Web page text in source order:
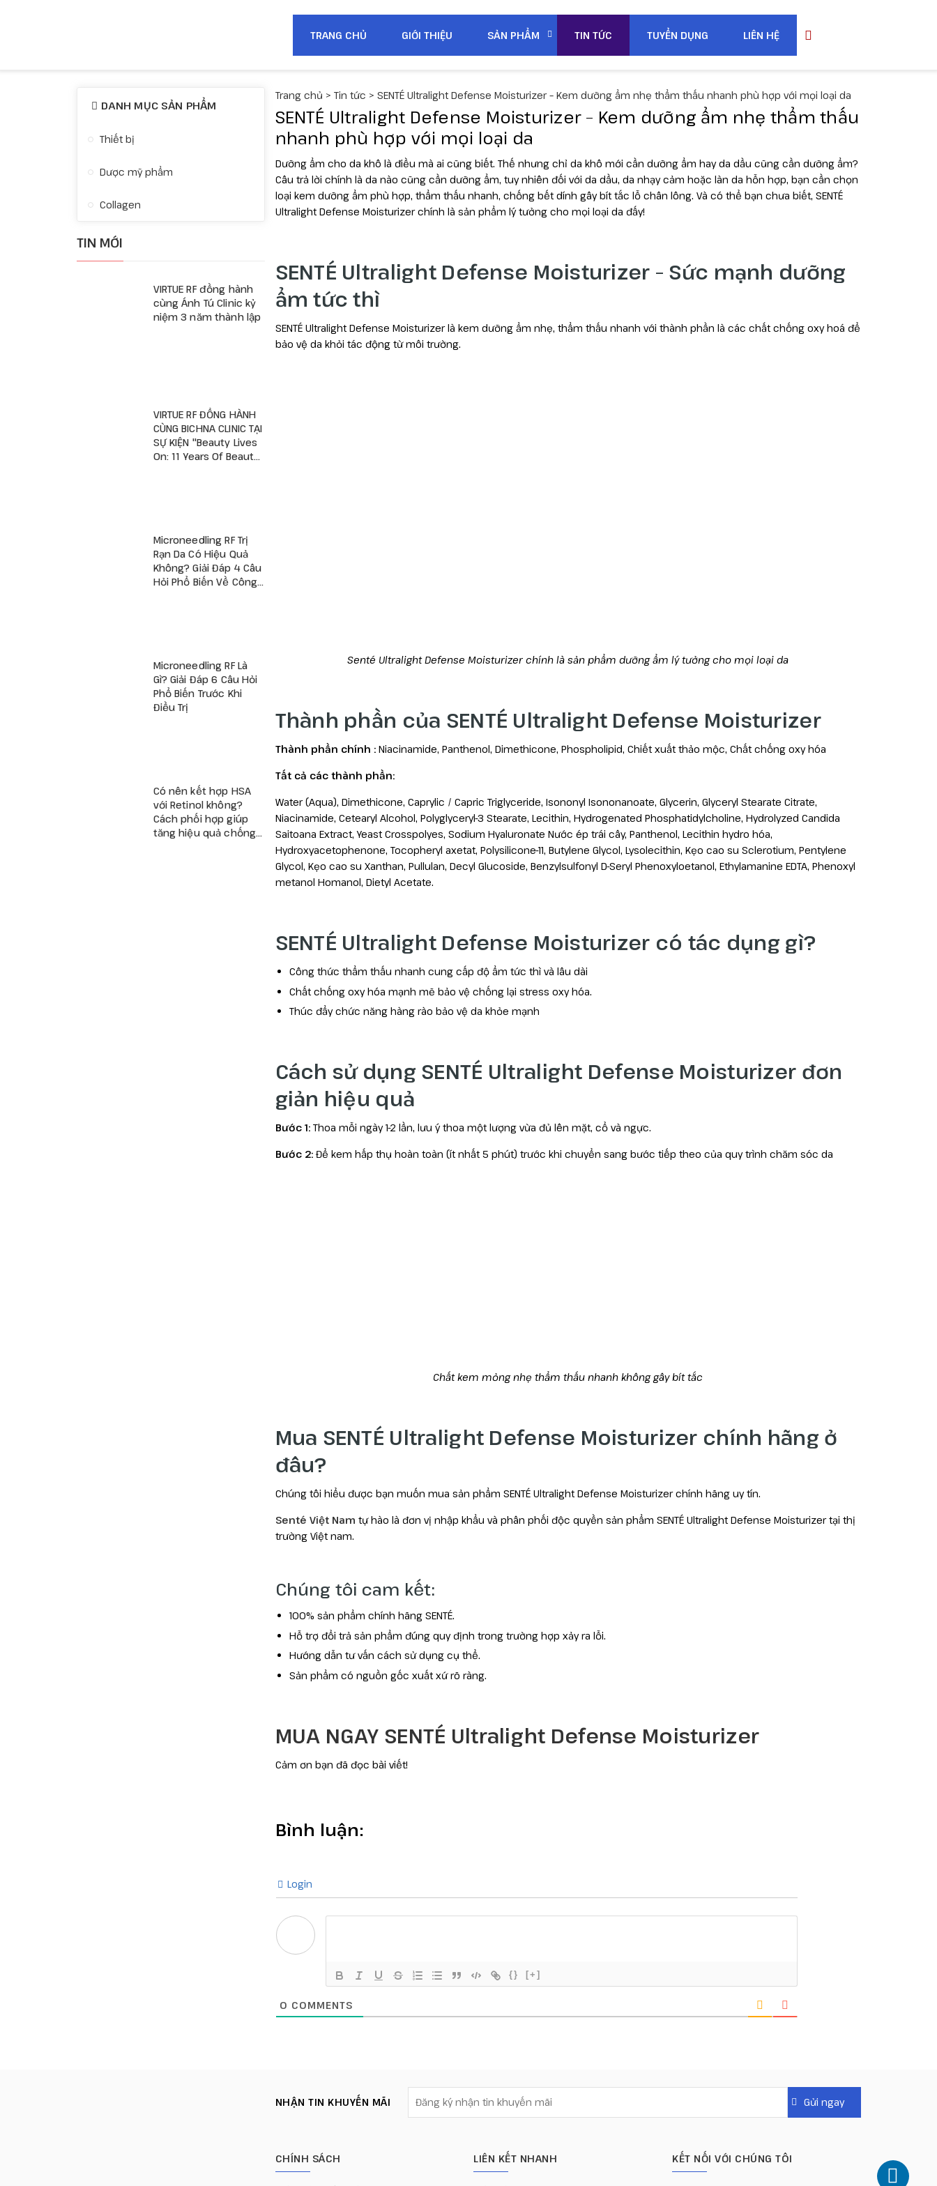
TRANG CHỦ GIỚI THIỆU SẢN PHẨM TIN TỨC TUYỂN DỤNG LIÊN HỆ
Trang chủ > Tin tức > SENTÉ Ultralight Defense Moisturizer – Kem dưỡng ẩm nhẹ thẩm thấu nhanh phù hợp với mọi loại da
SENTÉ Ultralight Defense Moisturizer – Kem dưỡng ẩm nhẹ thẩm thấu
nhanh phù hợp với mọi loại da
Dưỡng ẩm cho da khô là điều mà ai cũng biết. Thế nhưng chỉ da khô mới cần dưỡng ẩm hay da dầu cũng cần dưỡng ẩm?
Câu trả lời chính là da nào cũng cần dưỡng ẩm, tuy nhiên đối với da dầu, da nhạy cảm hoặc làn da hỗn hợp, bạn cần chọn
loại kem dưỡng ẩm phù hợp, thẩm thấu nhanh, chống bết dính gây bít tắc lỗ chân lông. Và có thể bạn chưa biết, SENTÉ
Ultralight Defense Moisturizer chính là sản phẩm lý tưởng cho mọi loại da đấy!
SENTÉ Ultralight Defense Moisturizer – Sức mạnh dưỡng
ẩm tức thì
SENTÉ Ultralight Defense Moisturizer là kem dưỡng ẩm nhẹ, thẩm thấu nhanh với thành phần là các chất chống oxy hoá để
bảo vệ da khỏi tác động từ môi trường.
Senté Ultralight Defense Moisturizer chính là sản phẩm dưỡng ẩm lý tưởng cho mọi loại da
Thành phần của SENTÉ Ultralight Defense Moisturizer
Thành phần chính :Niacinamide, Panthenol, Dimethicone, Phospholipid, Chiết xuất thảo mộc, Chất chống oxy hóa
Tất cả các thành phần:
Water (Aqua), Dimethicone, Caprylic / Capric Triglyceride, Isononyl Isononanoate, Glycerin, Glyceryl Stearate Citrate,
Niacinamide, Cetearyl Alcohol, Polyglyceryl-3 Stearate, Lecithin, Hydrogenated Phosphatidylcholine, Hydrolyzed Candida
Saitoana Extract, Yeast Crosspolyes, Sodium Hyaluronate Nước ép trái cây, Panthenol, Lecithin hydro hóa,
Hydroxyacetophenone, Tocopheryl axetat, Polysilicone-11, Butylene Glycol, Lysolecithin, Kẹo cao su Sclerotium, Pentylene
Glycol, Kẹo cao su Xanthan, Pullulan, Decyl Glucoside, Benzylsulfonyl D-Seryl Phenoxyloetanol, Ethylamanine EDTA, Phenoxyl
metanol Homanol, Dietyl Acetate.
SENTÉ Ultralight Defense Moisturizer có tác dụng gì?
Công thức thẩm thấu nhanh cung cấp độ ẩm tức thì và lâu dài
Chất chống oxy hóa mạnh mẽ bảo vệ chống lại stress oxy hóa.
Thúc đẩy chức năng hàng rào bảo vệ da khỏe mạnh
Cách sử dụng SENTÉ Ultralight Defense Moisturizer đơn
giản hiệu quả
Bước 1:Thoa mỗi ngày 1-2 lần, lưu ý thoa một lượng vừa đủ lên mặt, cổ và ngực.
Bước 2:Để kem hấp thụ hoàn toàn (ít nhất 5 phút) trước khi chuyển sang bước tiếp theo của quy trình chăm sóc da
Chất kem mỏng nhẹ thẩm thấu nhanh không gây bít tắc
Mua SENTÉ Ultralight Defense Moisturizer chính hãng ở
đâu?
Chúng tôi hiểu được bạn muốn mua sản phẩm SENTÉ Ultralight Defense Moisturizer chính hãng uy tín.
Senté Việt Nam tự hào là đơn vị nhập khẩu và phân phối độc quyền sản phẩm SENTÉ Ultralight Defense Moisturizer tại thị
trường Việt nam.
Chúng tôi cam kết:
100% sản phẩm chính hãng SENTÉ.
Hỗ trợ đổi trả sản phẩm đúng quy định trong trường hợp xảy ra lỗi.
Hướng dẫn tư vấn cách sử dụng cụ thể.
Sản phẩm có nguồn gốc xuất xứ rõ ràng.
MUA NGAY SENTÉ Ultralight Defense Moisturizer
Cảm ơn bạn đã đọc bài viết!
Bình luận:
Login
{} [+]
0 COMMENTS
DANH MỤC SẢN PHẨM
Thiết bị
Dược mỹ phẩm
Collagen
TIN MỚI
VIRTUE RF đồng hành
cùng Ánh Tú Clinic kỷ
niệm 3 năm thành lập
VIRTUE RF ĐỒNG HÀNH
CÙNG BICHNA CLINIC TẠI
SỰ KIỆN "Beauty Lives
On: 11 Years Of Beauty
Microneedling RF Trị
Rạn Da Có Hiệu Quả
Không? Giải Đáp 4 Câu
Hỏi Phổ Biến Về Công
Microneedling RF Là
Gì? Giải Đáp 6 Câu Hỏi
Phổ Biến Trước Khi
Điều Trị
Có nên kết hợp HSA
với Retinol không?
Cách phối hợp giúp
tăng hiệu quả chống
NHẬN TIN KHUYẾN MÃI
CHÍNH SÁCH LIÊN KẾT NHANH KẾT NỐI VỚI CHÚNG TÔI